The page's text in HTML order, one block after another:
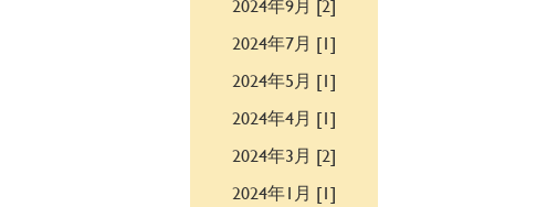
2024年9月 [2]
2024年7月 [1]
2024年5月 [1]
2024年4月 [1]
2024年3月 [2]
2024年1月 [1]